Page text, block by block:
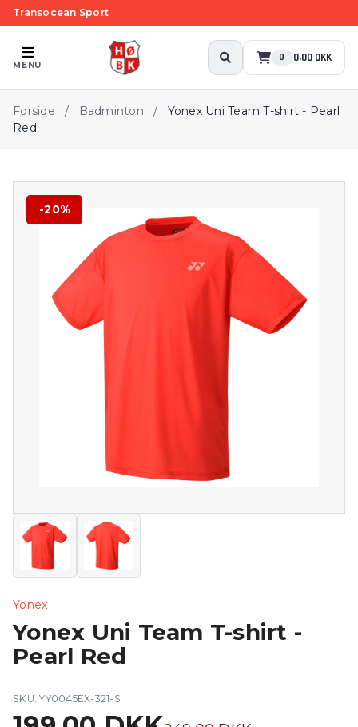
Transocean Sport
MENU
0 0,00 DKK
Forside / Badminton /
Yonex Uni Team T-shirt - Pearl
Red
-20%
Yonex
Yonex Uni Team T-shirt -
Pearl Red
SKU: YY0045EX-321-S